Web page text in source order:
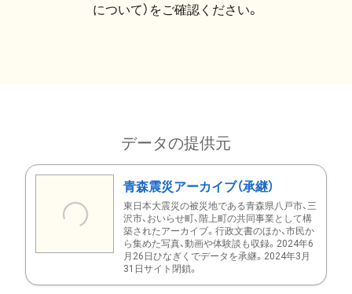
について）をご確認ください。
データの提供元
青森震災アーカイブ（承継）
東日本大震災の被災地である青森県八戸市、三
沢市、おいらせ町、階上町の共同事業として構
築されたアーカイブ。行政文書のほか、市民か
ら集めた写真、動画や体験談も収録。2024年6
月26日ひなぎくでデータを承継。2024年3月
31日サイト閉鎖。